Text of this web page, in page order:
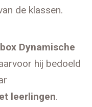
de klassen.
Dynamische
hij bedoeld
leerlingen.